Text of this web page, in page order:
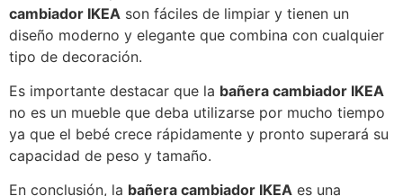
cambiador IKEA son fáciles de limpiar y tienen un
diseño moderno y elegante que combina con cualquier
tipo de decoración.
Es importante destacar que la bañera cambiador IKEA
no es un mueble que deba utilizarse por mucho tiempo
ya que el bebé crece rápidamente y pronto superará su
capacidad de peso y tamaño.
En conclusión, la bañera cambiador IKEA es una